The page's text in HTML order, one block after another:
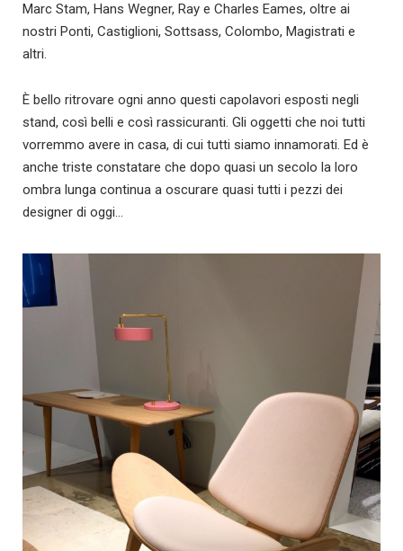
Marc Stam, Hans Wegner, Ray e Charles Eames, oltre ai
nostri Ponti, Castiglioni, Sottsass, Colombo, Magistrati e
altri.
È bello ritrovare ogni anno questi capolavori esposti negli
stand, così belli e così rassicuranti. Gli oggetti che noi tutti
vorremmo avere in casa, di cui tutti siamo innamorati. Ed è
anche triste constatare che dopo quasi un secolo la loro
ombra lunga continua a oscurare quasi tutti i pezzi dei
designer di oggi…